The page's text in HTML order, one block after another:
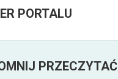
PORTALU
PRZECZYTAĆ